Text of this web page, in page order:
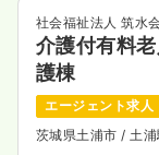
その他
日勤のみ（常勤
社会福祉法人 筑水
介護付有料
護棟
エージェント求人
茨城県土浦市 / 土